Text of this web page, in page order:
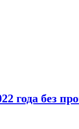
года без